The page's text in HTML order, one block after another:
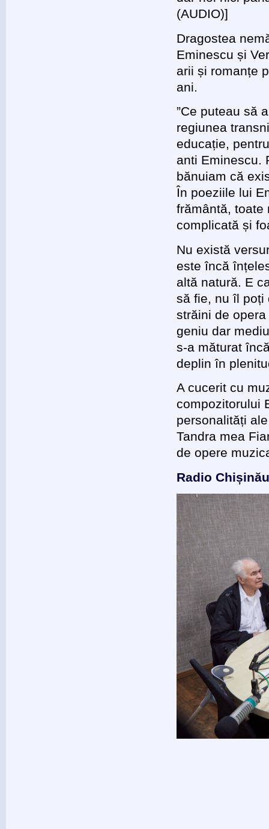
(AUDIO)]
Dragostea
Eminescu și
arii și romanțe
ani.
”Ce puteau să
regiunea
educație,
anti Eminescu.
bănuiam că
În poeziile lui
frământă, toate
complicată și
Nu există
este încă
altă natură. E
să fie, nu îl poți
străini de
geniu dar
s-a măturat
deplin în
A cucerit cu
compozitorului
personalități
Tandra mea
de opere
Radio